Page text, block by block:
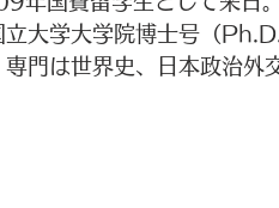
立大学大学院博士号（
門は世界史、日本政治外